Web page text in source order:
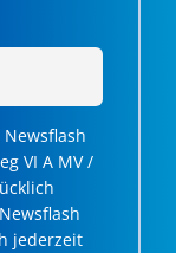
VI A MV /
jederzeit